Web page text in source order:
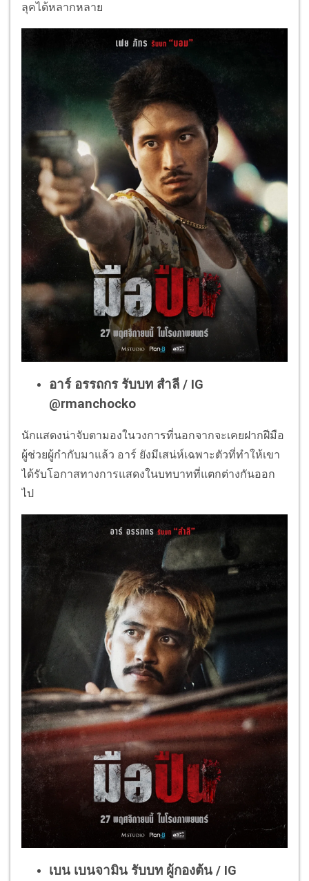
ลุคได้หลากหลาย
อาร์ อรรถกร รับบท สำลี / IG
@rmanchocko
นักแสดงน่าจับตามองในวงการที่นอกจากจะเคยฝากฝีมือ
ผู้ช่วยผู้กำกับมาแล้ว อาร์ ยังมีเสน่ห์เฉพาะตัวที่ทำให้เขา
ได้รับโอกาสทางการแสดงในบทบาทที่แตกต่างกันออก
ไป
เบน เบนจามิน รับบท ผู้กองต้น / IG